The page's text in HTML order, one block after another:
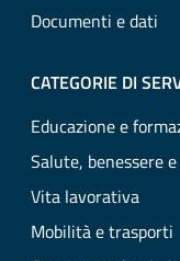
Documenti e dati
CATEGORIE DI
Educazione e
Salute, benessere
Vita lavorativa
Mobilità e trasporti